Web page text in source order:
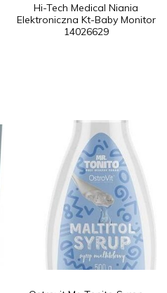
Hi-Tech Medical Niania
Elektroniczna Kt-Baby Monitor
14026629